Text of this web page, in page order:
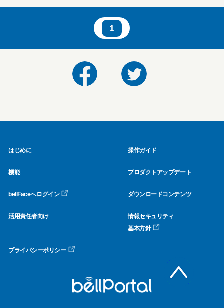
1
はじめに 操作ガイド
機能 プロダクトアップデート
bellFaceへログイン ダウンロードコンテンツ
活用責任者向け
情報セキュリティ
基本方針
プライバシーポリシー